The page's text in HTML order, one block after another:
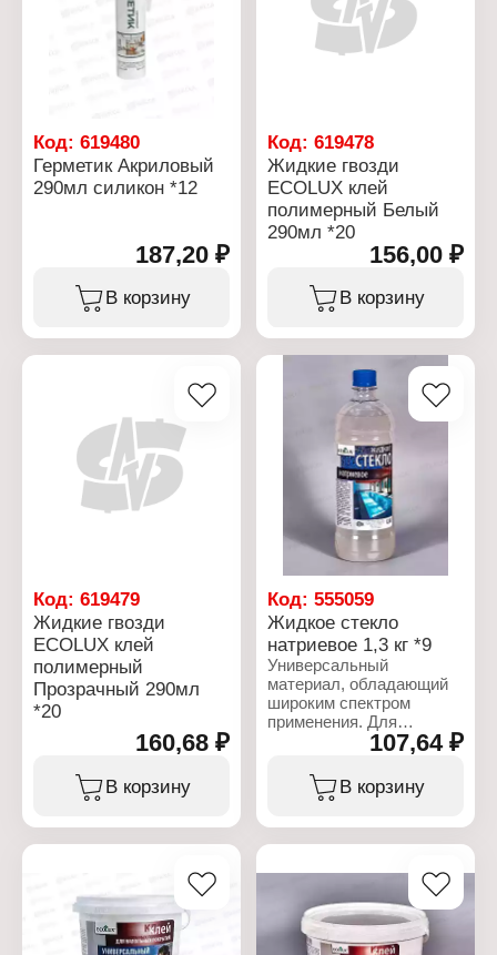
Код: 619480
Герметик Акриловый
290мл силикон *12
187,20 ₽
В корзину
Код:619478
Жидкие гвозди
ECOLUX клей
полимерный Белый
290мл *20
156,00 ₽
В корзину
Код: 619479
Жидкие гвозди
ECOLUX клей
полимерный
Прозрачный 290мл
*20
160,68 ₽
В корзину
Код:555059
Жидкое стекло
натриевое 1,3 кг *9
Универсальный
материал, обладающий
широким спектром
применения. Для
достижения надежного
соединения достаточно
смешать 20 г
казеинового клея и 100 г
немного подсохнуть и
нагреть. Жидкое стекло
также отлично
справляется с задачами
по чистке посуды:
107,64 ₽
В корзину